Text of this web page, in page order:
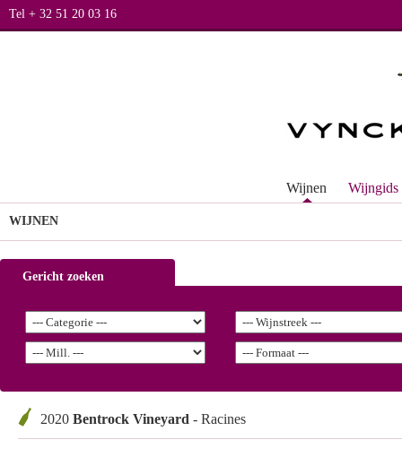
Tel + 32 51 20 03 16
Wijnen Wijngids
WIJNEN
Gericht zoeken
2020 Bentrock Vineyard - Racines